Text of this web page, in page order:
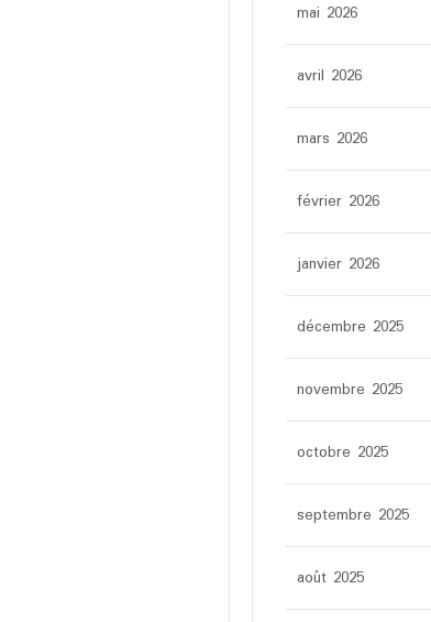
mai 2026
avril 2026
mars 2026
février 2026
janvier 2026
décembre 2025
novembre 2025
octobre 2025
septembre 2025
août 2025